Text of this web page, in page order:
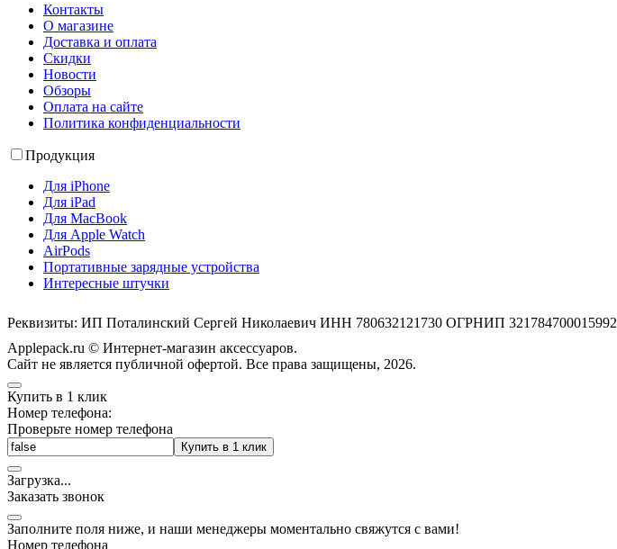
Контакты
О магазине
Доставка и оплата
Скидки
Новости
Обзоры
Оплата на сайте
Политика конфиденциальности
Продукция
Для iPhone
Для iPad
Для MacBook
Для Apple Watch
AirPods
Портативные зарядные устройства
Интересные штучки
Реквизиты: ИП Поталинский Сергей Николаевич ИНН 780632121730 ОГРНИП 321784700015992
Applepack.ru © Интернет-магазин аксессуаров.
Cайт не является публичной офертой. Все права защищены, 2026.
Купить в 1 клик
Номер телефона:
Проверьте номер телефона
Купить в 1 клик
Загрузка...
Заказать звонок
Заполните поля ниже, и наши менеджеры моментально свяжутся с вами!
Номер телефона